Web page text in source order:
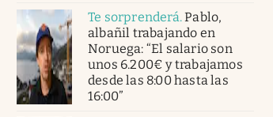
Te sorprenderá.Pablo,
albañil trabajando en
Noruega: “El salario son
unos 6.200€ y trabajamos
desde las 8:00 hasta las
16:00”